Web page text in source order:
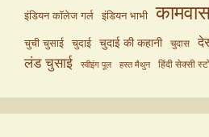
इंडियन कॉलेज गर्ल इंडियन भाभी
चुची चुसाई चुदाई चुदाई की कहानी चुदास
लंड चुसाई स्वीइंग पूल हस्त मैथुन हिंदी सेक्सी